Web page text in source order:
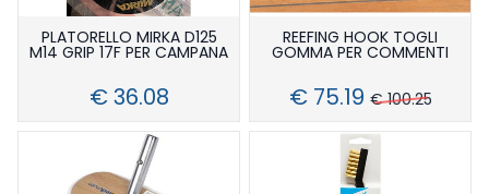
PLATORELLO MIRKA D125
M14 GRIP 17F PER CAMPANA
€ 36.08
REEFING HOOK TOGLI
GOMMA PER COMMENTI
€ 75.19 € 100.25